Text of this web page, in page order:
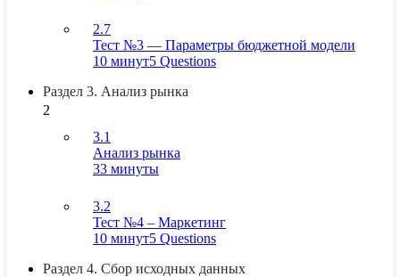
2.7
Тест №3 — Параметры бюджетной модели
10 минут5 Questions
Раздел 3. Анализ рынка
2
3.1
Анализ рынка
33 минуты
3.2
Тест №4 – Маркетинг
10 минут5 Questions
Раздел 4. Сбор исходных данных